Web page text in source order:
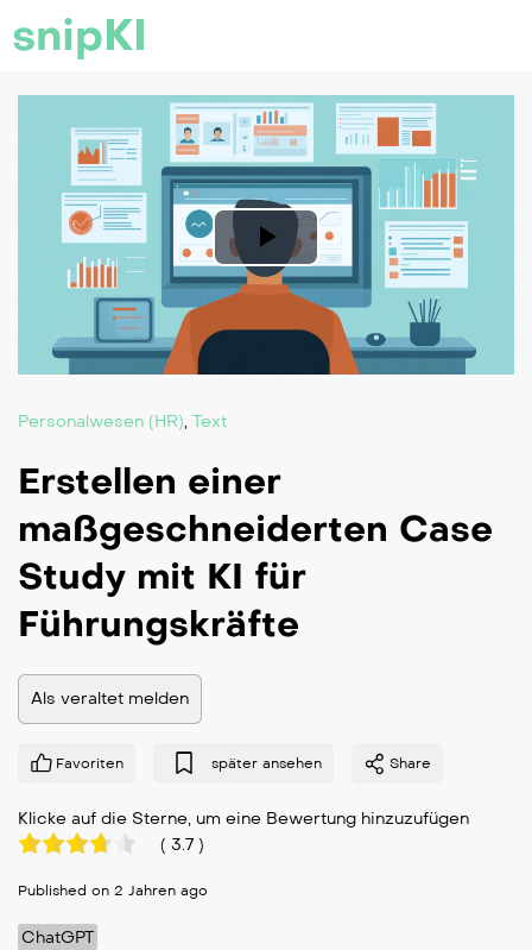
snipKI
Play
Video
Personalwesen (HR), Text
Erstellen einer
maßgeschneiderten Case
Study mit KI für
Führungskräfte
Als veraltet melden
Favoriten später ansehen Share
Klicke auf die Sterne, um eine Bewertung hinzuzufügen
( 3.7 )
Published on 2 Jahren ago
ChatGPT